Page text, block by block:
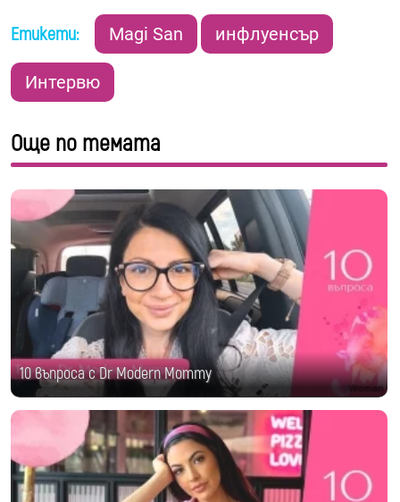
Етикети: Magi San инфлуенсър
Интервю
Още по темата
10 въпроса с Dr Modern Mommy